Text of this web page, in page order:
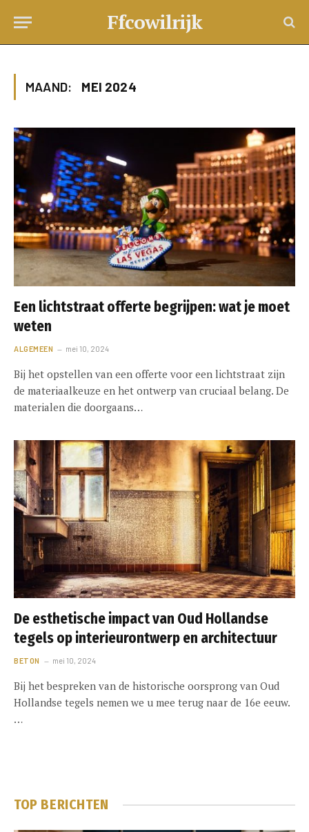
Ffcowilrijk
MAAND: MEI 2024
Een lichtstraat offerte begrijpen: wat je moet
weten
ALGEMEEN mei 10, 2024
Bij het opstellen van een offerte voor een lichtstraat zijn
de materiaalkeuze en het ontwerp van cruciaal belang. De
materialen die doorgaans…
De esthetische impact van Oud Hollandse
tegels op interieurontwerp en architectuur
BETON mei 10, 2024
Bij het bespreken van de historische oorsprong van Oud
Hollandse tegels nemen we u mee terug naar de 16e eeuw.
…
TOP BERICHTEN